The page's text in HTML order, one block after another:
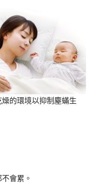
的環境以抑制塵蟎生
會累。